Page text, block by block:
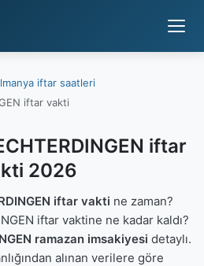
iftar saatleri
iftar vakti
iftar
2026
iftar vakti ne zaman?
iftar vaktine ne kadar kaldı?
ramazan imsakiyesi detaylı.
alınan verilere göre